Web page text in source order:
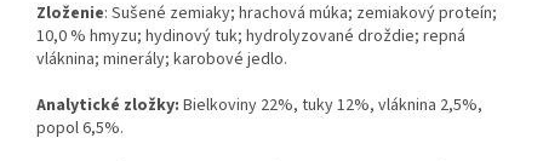
Zloženie: Sušené zemiaky; hrachová múka; zemiakový proteín;
10,0 % hmyzu; hydinový tuk; hydrolyzované droždie; repná
vláknina; minerály; karobové jedlo.
Analytické zložky: Bielkoviny 22%, tuky 12%, vláknina 2,5%,
popol 6,5%.